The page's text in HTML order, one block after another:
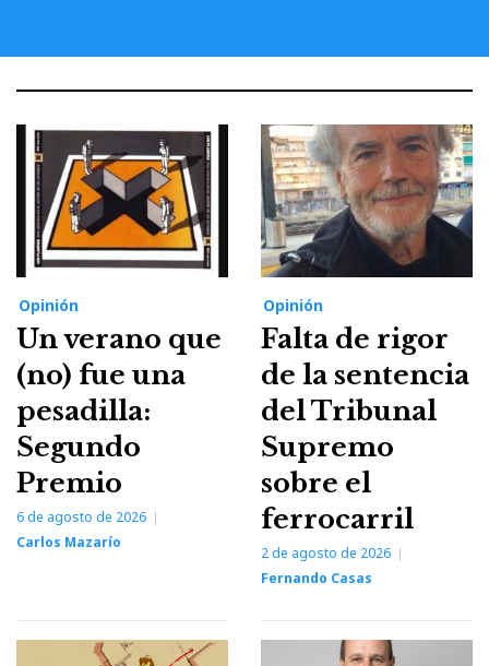
Opinión
Un verano que
(no) fue una
pesadilla:
Segundo
Premio
6 de agosto de 2026
Carlos Mazarío
Opinión
Falta de rigor
de la sentencia
del Tribunal
Supremo
sobre el
ferrocarril
2 de agosto de 2026
Fernando Casas